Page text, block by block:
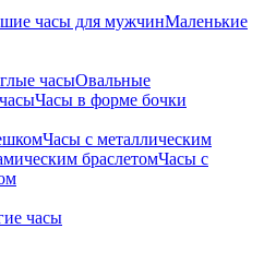
часы для мужчинМаленькие
часыОвальные
Часы в форме бочки
Часы с металлическим
браслетомЧасы с
часы